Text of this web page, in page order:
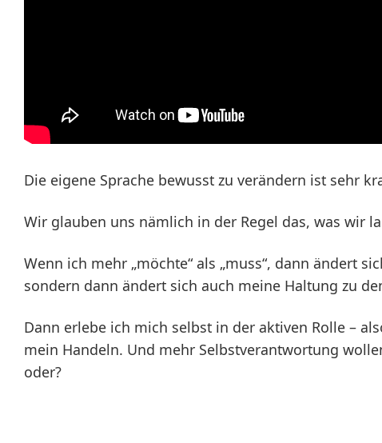
Die eigene Sprache bewusst zu verändern ist sehr
Wir glauben uns nämlich in der Regel das, was wir
Wenn ich mehr „möchte“ als „muss“, dann ändert
sondern dann ändert sich auch meine Haltung zu
Dann erlebe ich mich selbst in der aktiven Rolle –
mein Handeln. Und mehr Selbstverantwortung
oder?